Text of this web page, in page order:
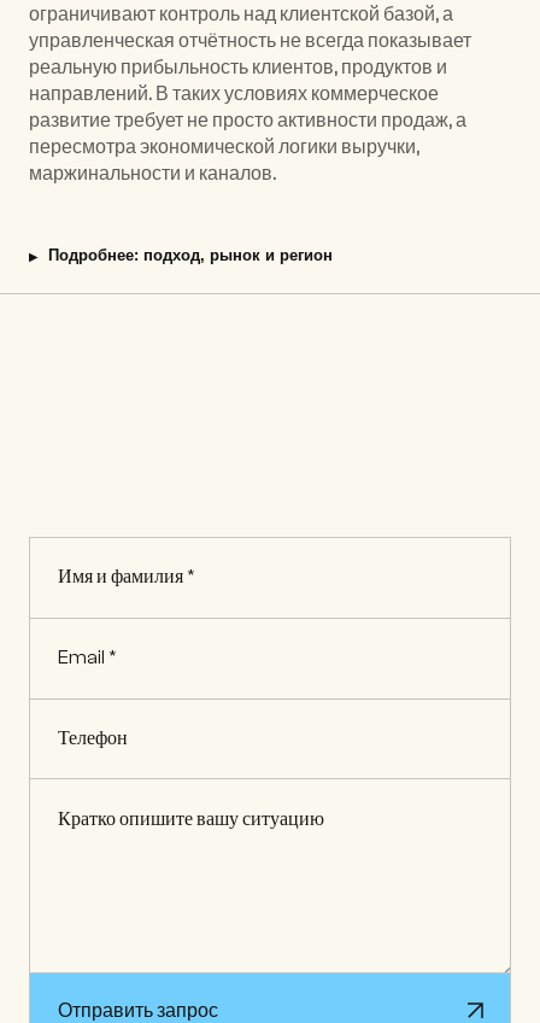
ограничивают контроль над клиентской базой, а
управленческая отчётность не всегда показывает
реальную прибыльность клиентов, продуктов и
направлений. В таких условиях коммерческое
развитие требует не просто активности продаж, а
пересмотра экономической логики выручки,
маржинальности и каналов.
Подробнее: подход, рынок и регион
Отправить запрос